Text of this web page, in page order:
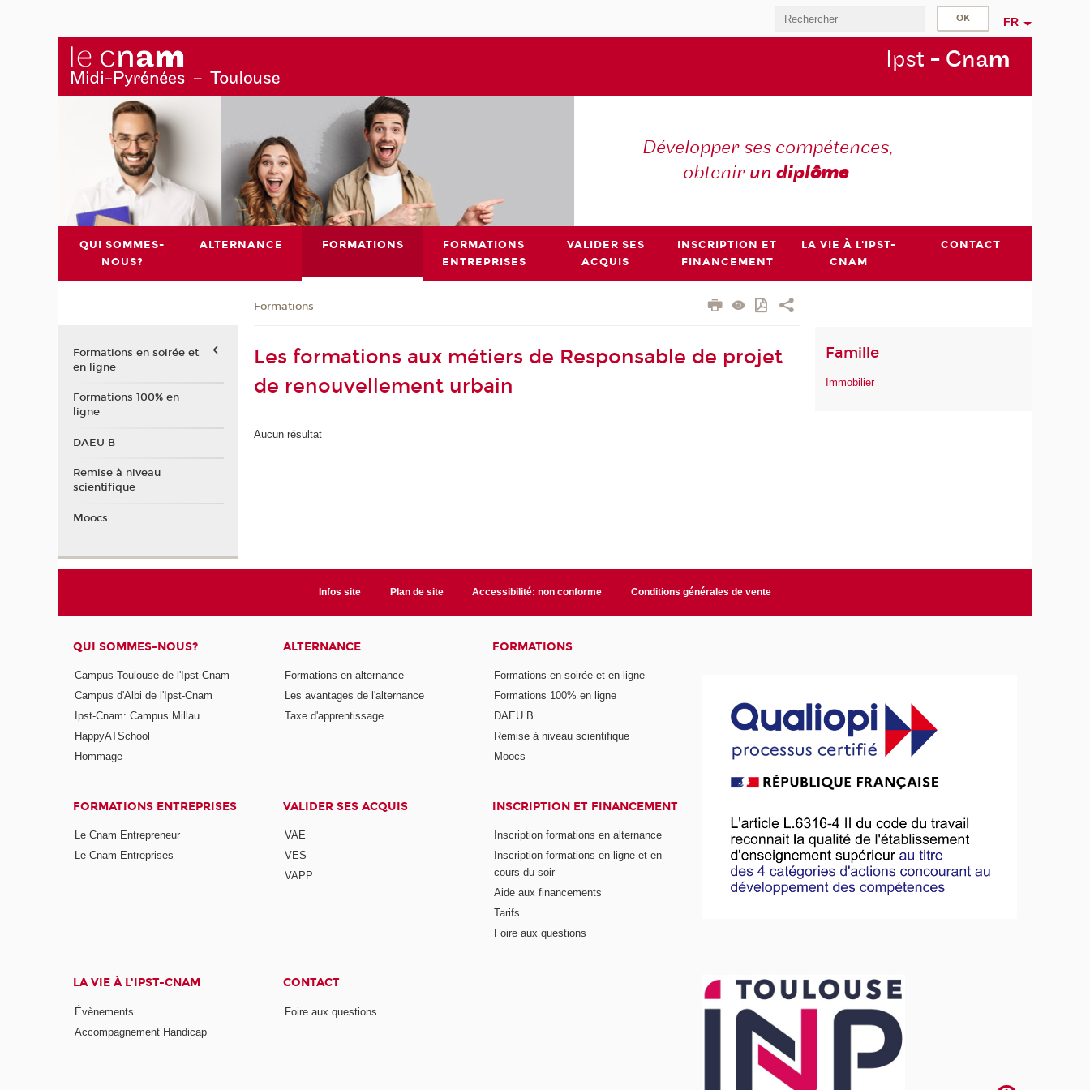
FR
Ipst - Cnam
Développer ses compétences,
obtenir undiplôme
QUI SOMMES-
NOUS?
ALTERNANCE FORMATIONS
FORMATIONS
ENTREPRISES
VALIDER SES
ACQUIS
INSCRIPTION ET
FINANCEMENT
LA VIE À L'IPST-
CNAM
CONTACT
Formations
Les formations aux métiers de Responsable de projet
de renouvellement urbain
Aucun résultat
Famille
Immobilier
Formations en soirée et
en ligne
Formations 100% en
ligne
DAEU B
Remise à niveau
scientifique
Moocs
Infos site Plan de site Accessibilité: non conforme Conditions générales de vente
QUI SOMMES-NOUS?
Campus Toulouse de l'Ipst-Cnam
Campus d'Albi de l'Ipst-Cnam
Ipst-Cnam: Campus Millau
HappyATSchool
Hommage
ALTERNANCE
Formations en alternance
Les avantages de l'alternance
Taxe d'apprentissage
FORMATIONS
Formations en soirée et en ligne
Formations 100% en ligne
DAEU B
Remise à niveau scientifique
Moocs
FORMATIONS ENTREPRISES
Le Cnam Entrepreneur
Le Cnam Entreprises
VALIDER SES ACQUIS
VAE
VES
VAPP
INSCRIPTION ET FINANCEMENT
Inscription formations en alternance
Inscription formations en ligne et en
cours du soir
Aide aux financements
Tarifs
Foire aux questions
LA VIE À L'IPST-CNAM
Évènements
Accompagnement Handicap
CONTACT
Foire aux questions